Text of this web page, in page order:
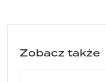
Zobacz także